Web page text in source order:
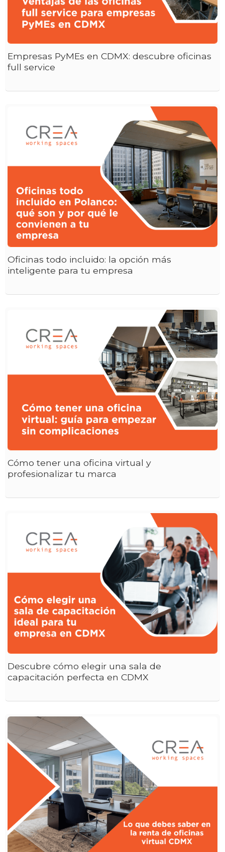
Empresas PyMEs en CDMX: descubre oficinas
full service
Oficinas todo incluido: la opción más
inteligente para tu empresa
Cómo tener una oficina virtual y
profesionalizar tu marca
Descubre cómo elegir una sala de
capacitación perfecta en CDMX